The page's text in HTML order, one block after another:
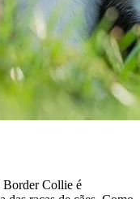
Border Collie é